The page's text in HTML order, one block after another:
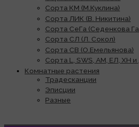
Сорта КМ (М.Куклина)
Сорта ЛИК (В. Никитина)
Сорта СеГа (Седенкова
Сорта СЛ (Л. Сокол)
Сорта СВ (О.Емельянова)
Сорта L, SWS, АМ, ЕЛ, ХН и
Комнатные растения
Традесканции
Эписции
Разные